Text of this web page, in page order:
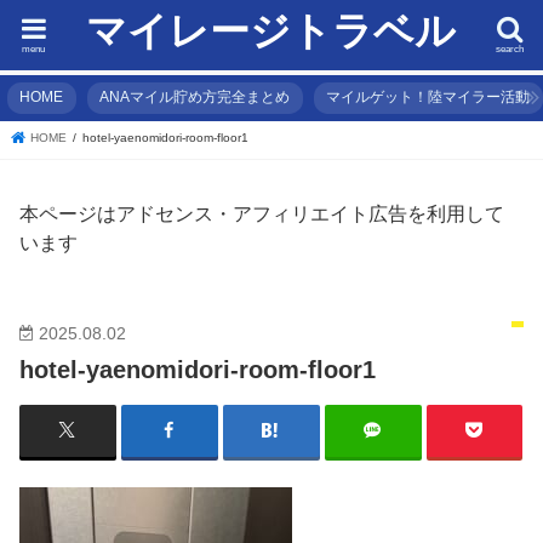
マイレージトラベル search
menu
HOME ANAマイル貯め方完全まとめ マイルゲット！陸マイラー活動
HOME hotel-yaenomidori-room-floor1
本ページはアドセンス・アフィリエイト広告を利用して
います
2025.08.02
hotel-yaenomidori-room-floor1